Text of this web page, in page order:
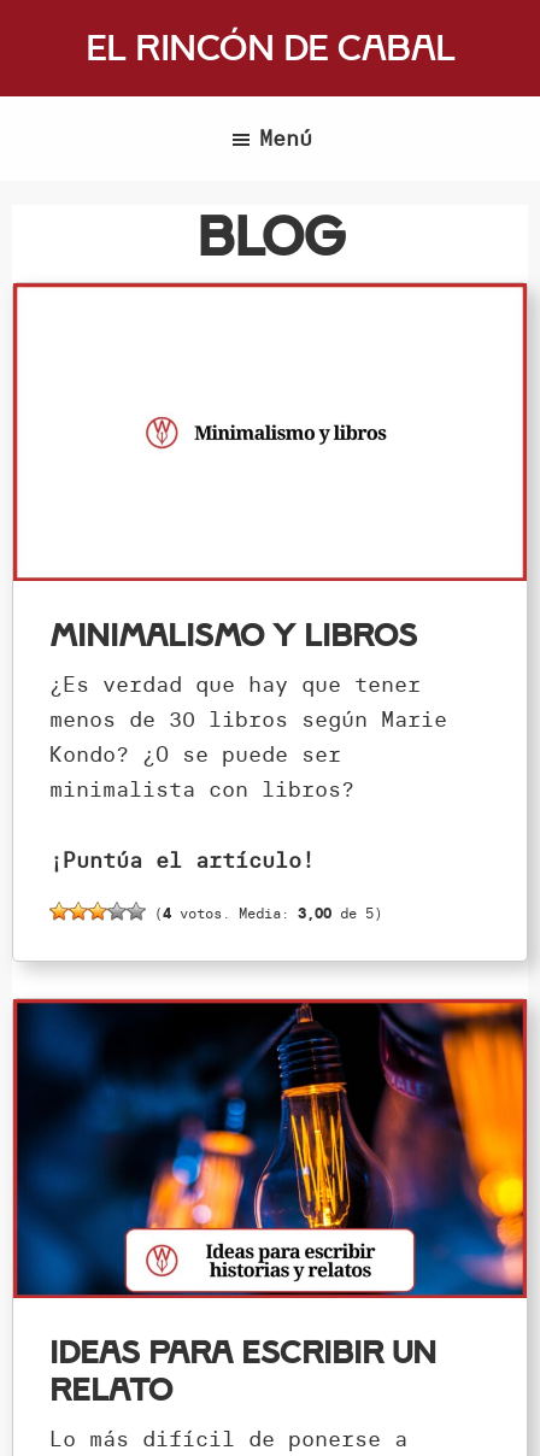
El Rincón de Cabal
para
Menú
Blog
Minimalismo y libros
¿Es verdad que hay que tener
menos de 30 libros según Marie
Kondo? ¿O se puede ser
minimalista con libros?
¡Puntúa el artículo!
(4 votos. Media: 3,00 de 5)
Ideas para escribir un
relato
Lo más difícil de ponerse a